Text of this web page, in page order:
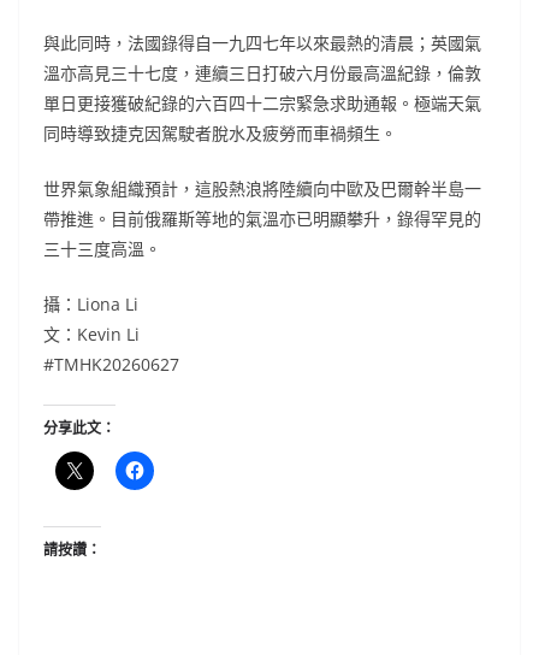
與此同時，法國錄得自一九四七年以來最熱的清晨；英國氣
溫亦高見三十七度，連續三日打破六月份最高溫紀錄，倫敦
單日更接獲破紀錄的六百四十二宗緊急求助通報。極端天氣
同時導致捷克因駕駛者脫水及疲勞而車禍頻生。
世界氣象組織預計，這股熱浪將陸續向中歐及巴爾幹半島一
帶推進。目前俄羅斯等地的氣溫亦已明顯攀升，錄得罕見的
三十三度高溫。
攝：Liona Li
文：Kevin Li
#TMHK20260627
分享此文：
請按讚：